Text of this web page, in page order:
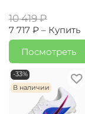
10 419 ₽
7 717 ₽ – Купить
Посмотреть
-33%
В наличии